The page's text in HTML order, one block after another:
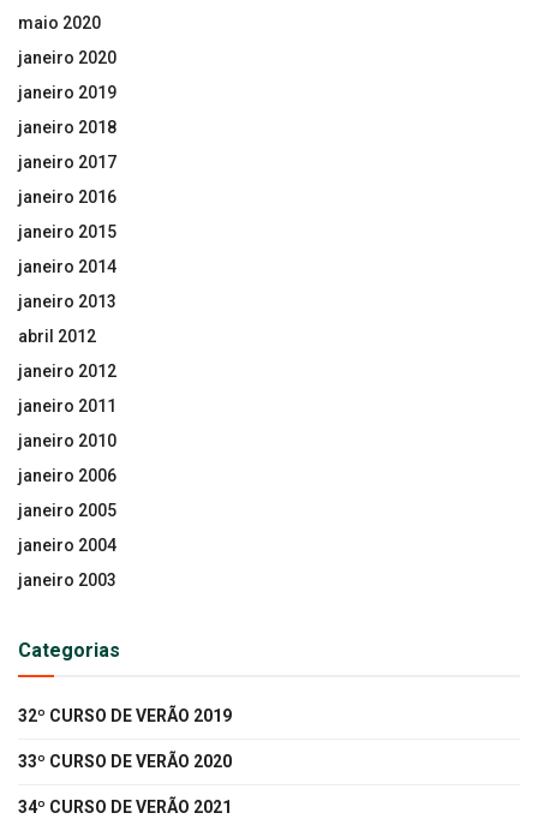
maio 2020
janeiro 2020
janeiro 2019
janeiro 2018
janeiro 2017
janeiro 2016
janeiro 2015
janeiro 2014
janeiro 2013
abril 2012
janeiro 2012
janeiro 2011
janeiro 2010
janeiro 2006
janeiro 2005
janeiro 2004
janeiro 2003
Categorias
32º CURSO DE VERÃO 2019
33º CURSO DE VERÃO 2020
34º CURSO DE VERÃO 2021